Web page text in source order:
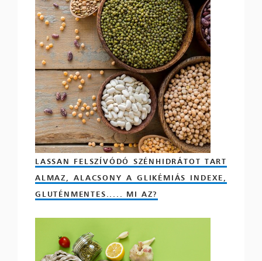
LASSAN FELSZÍVÓDÓ SZÉNHIDRÁTOT TART
ALMAZ, ALACSONY A GLIKÉMIÁS INDEXE,
GLUTÉNMENTES..... MI AZ?